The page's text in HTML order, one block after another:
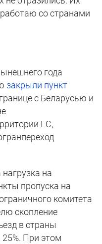
со странами
года
закрыли пункт
с Беларусью и
ЕС,
на
пропуска на
комитета
скопление
в страны
При этом